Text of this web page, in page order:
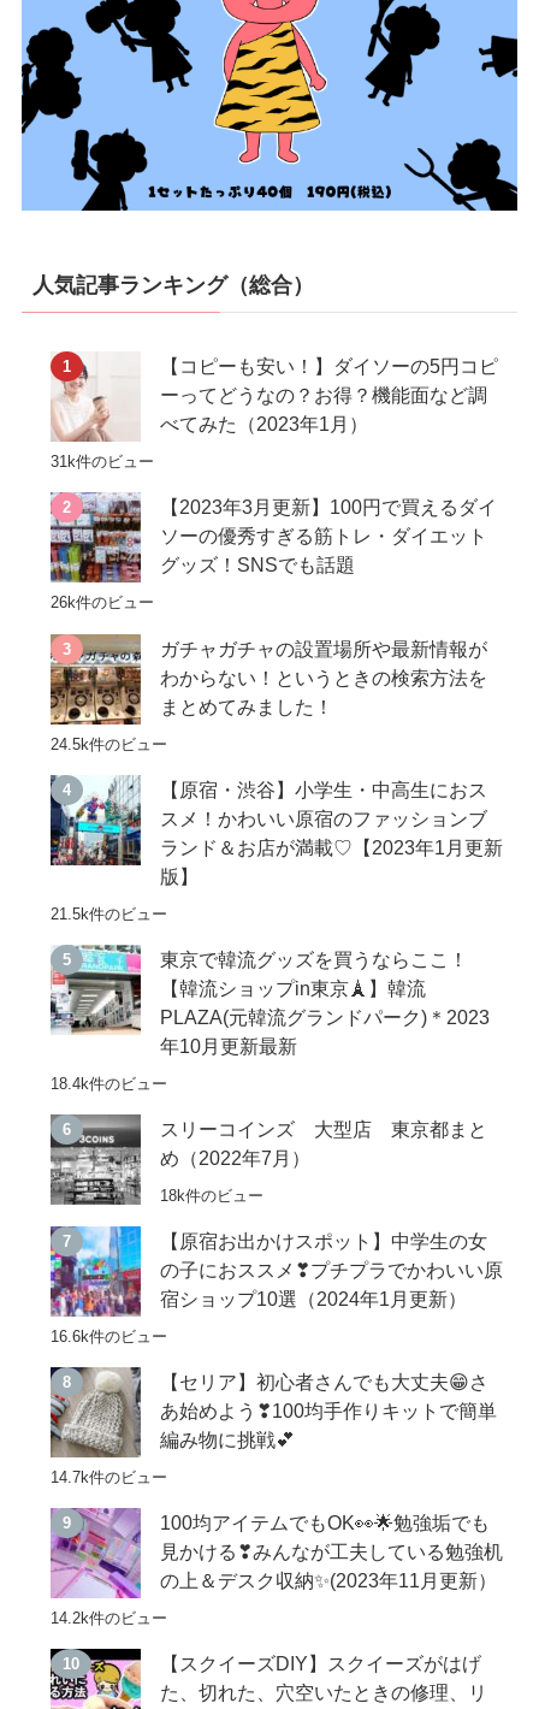
人気記事ランキング（総合）
【コピーも安い！】ダイソーの5円コピ
ーってどうなの？お得？機能面など調
べてみた（2023年1月）
31k件のビュー
【2023年3月更新】100円で買えるダイ
ソーの優秀すぎる筋トレ・ダイエット
グッズ！SNSでも話題
26k件のビュー
ガチャガチャの設置場所や最新情報が
わからない！というときの検索方法を
まとめてみました！
24.5k件のビュー
【原宿・渋谷】小学生・中高生におス
スメ！かわいい原宿のファッションブ
ランド＆お店が満載♡【2023年1月更新
版】
21.5k件のビュー
東京で韓流グッズを買うならここ！
【韓流ショップin東京🗼】韓流
PLAZA(元韓流グランドパーク)＊2023
年10月更新最新
18.4k件のビュー
スリーコインズ 大型店 東京都まと
め（2022年7月）
18k件のビュー
【原宿お出かけスポット】中学生の女
の子におススメ❣プチプラでかわいい原
宿ショップ10選（2024年1月更新）
16.6k件のビュー
【セリア】初心者さんでも大丈夫😁さ
あ始めよう❣100均手作りキットで簡単
編み物に挑戦💕
14.7k件のビュー
100均アイテムでもOK👀🌟勉強垢でも
見かける❣みんなが工夫している勉強机
の上＆デスク収納✨(2023年11月更新）
14.2k件のビュー
【スクイーズDIY】スクイーズがはげ
た、切れた、穴空いたときの修理、リ